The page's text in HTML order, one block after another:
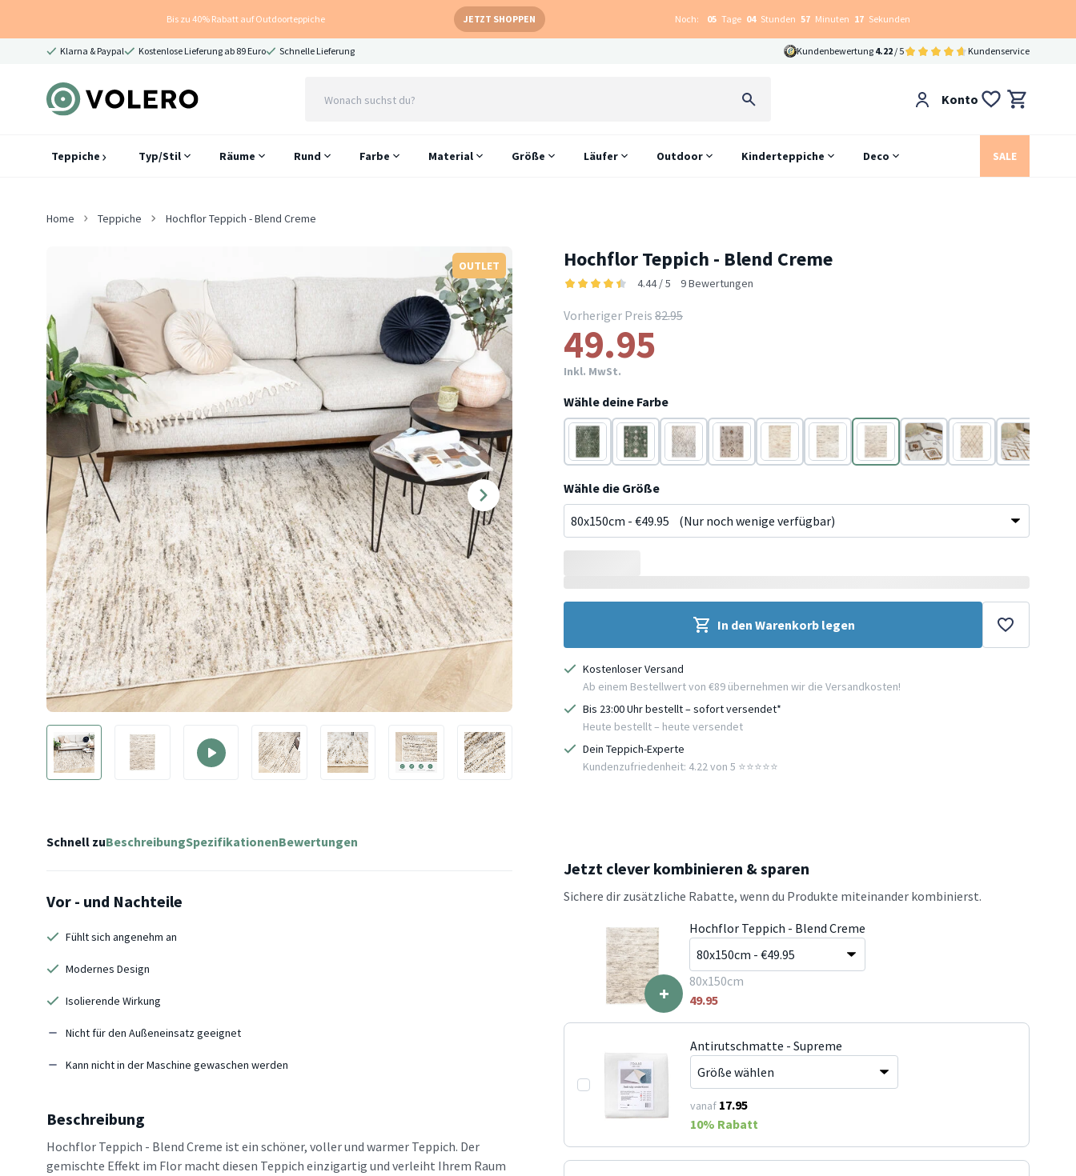
Bis zu 40% Rabatt auf Outdoorteppiche JETZT SHOPPEN Noch: 05 Tage 04 Stunden 57 Minuten 16 Sekunden
Klarna & Paypal Kostenlose Lieferung ab 89 Euro Schnelle Lieferung Kundenbewertung 4.22 / 5 Kundenservice
Konto
Teppiche Typ/Stil Räume Rund Farbe Material Größe Läufer Outdoor Kinderteppiche Deco SALE
Home Teppiche Hochflor Teppich - Blend Creme
OUTLET Hochflor Teppich - Blend Creme
4.44 / 5 9 Bewertungen
Vorheriger Preis 82.95
49.95
Inkl. MwSt.
Wähle deine Farbe
Grün Grün Beige Beige Creme Creme Creme Creme Creme
Creme
Wähle die Größe
In den Warenkorb legen
Kostenloser Versand
Ab einem Bestellwert von €89 übernehmen wir die Versandkosten!
Bis 23:00 Uhr bestellt – sofort versendet*
Heute bestellt – heute versendet
Dein Teppich-Experte
Kundenzufriedenheit: 4.22 von 5 ⭐️⭐️⭐️⭐️⭐️
Schnell zuBeschreibungSpezifikationenBewertungen
Vor - und Nachteile
Fühlt sich angenehm an
Modernes Design
Isolierende Wirkung
Nicht für den Außeneinsatz geeignet
Kann nicht in der Maschine gewaschen werden
Beschreibung
Hochflor Teppich - Blend Creme ist ein schöner, voller und warmer Teppich. Der
gemischte Effekt im Flor macht diesen Teppich einzigartig und verleiht Ihrem Raum
Jetzt clever kombinieren & sparen
Sichere dir zusätzliche Rabatte, wenn du Produkte miteinander kombinierst.
+
Hochflor Teppich - Blend Creme
80x150cm
49.95
Antirutschmatte - Supreme
vanaf 17.95
10% Rabatt